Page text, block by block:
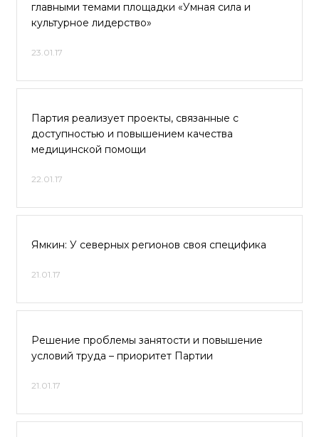
главными темами площадки «Умная сила и
культурное лидерство»
23.01.17
Партия реализует проекты, связанные с
доступностью и повышением качества
медицинской помощи
22.01.17
Ямкин: У северных регионов своя специфика
21.01.17
Решение проблемы занятости и повышение
условий труда – приоритет Партии
21.01.17